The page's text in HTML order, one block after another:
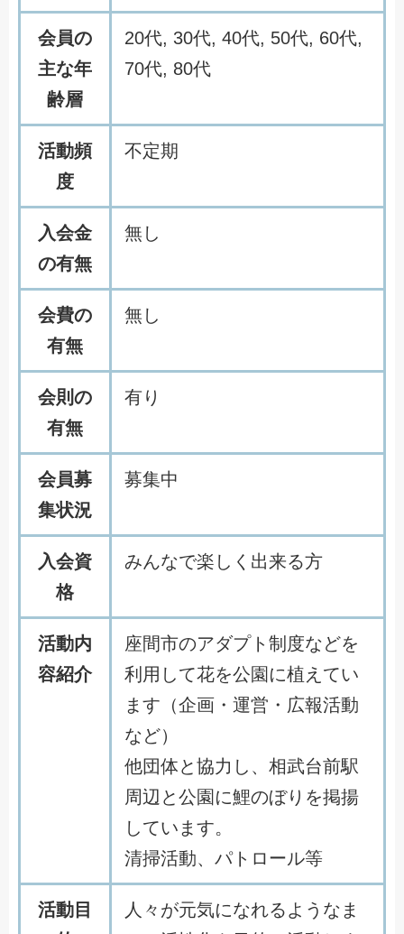
会員の
主な年
齢層
20代, 30代, 40代, 50代, 60代,
70代, 80代
活動頻
度
不定期
入会金
の有無
無し
会費の
有無
無し
会則の
有無
有り
会員募
集状況
募集中
入会資
格
みんなで楽しく出来る方
活動内
容紹介
座間市のアダプト制度などを
利用して花を公園に植えてい
ます（企画・運営・広報活動
など）
他団体と協力し、相武台前駅
周辺と公園に鯉のぼりを掲揚
しています。
清掃活動、パトロール等
活動目
人々が元気になれるようなま